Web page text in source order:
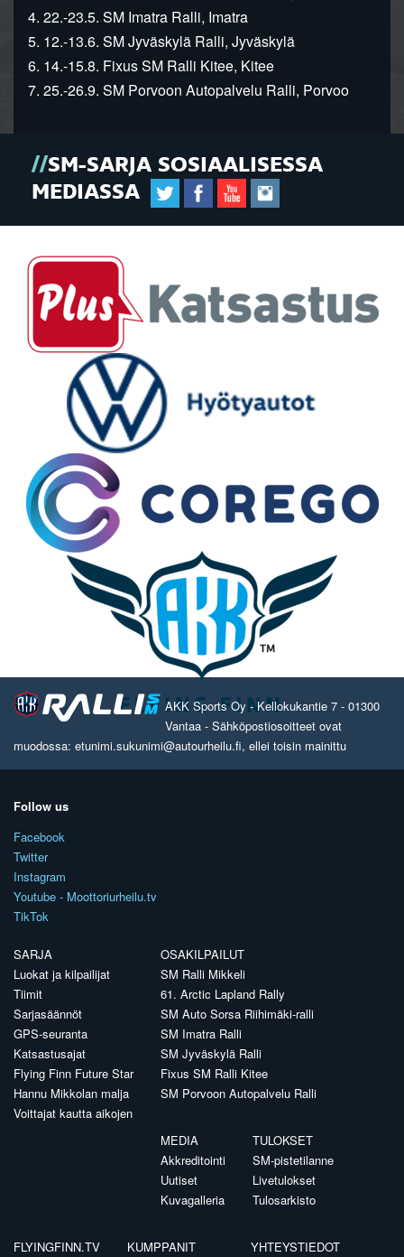
4. 22.-23.5. SM Imatra Ralli, Imatra
5. 12.-13.6. SM Jyväskylä Ralli, Jyväskylä
6. 14.-15.8. Fixus SM Ralli Kitee, Kitee
7. 25.-26.9. SM Porvoon Autopalvelu Ralli, Porvoo
SM-SARJA SOSIAALISESSA
MEDIASSA
AKK Sports Oy - Kellokukantie 7 - 01300
Vantaa - Sähköpostiosoitteet ovat
muodossa: etunimi.sukunimi@autourheilu.fi, ellei toisin mainittu
Follow us
Facebook
Twitter
Instagram
Youtube - Moottoriurheilu.tv
TikTok
SARJA
Luokat ja kilpailijat
Tiimit
Sarjasäännöt
GPS-seuranta
Katsastusajat
Flying Finn Future Star
Hannu Mikkolan malja
Voittajat kautta aikojen
OSAKILPAILUT
SM Ralli Mikkeli
61. Arctic Lapland Rally
SM Auto Sorsa Riihimäki-ralli
SM Imatra Ralli
SM Jyväskylä Ralli
Fixus SM Ralli Kitee
SM Porvoon Autopalvelu Ralli
MEDIA
Akkreditointi
Uutiset
Kuvagalleria
TULOKSET
SM-pistetilanne
Livetulokset
Tulosarkisto
FLYINGFINN.TV KUMPPANIT YHTEYSTIEDOT